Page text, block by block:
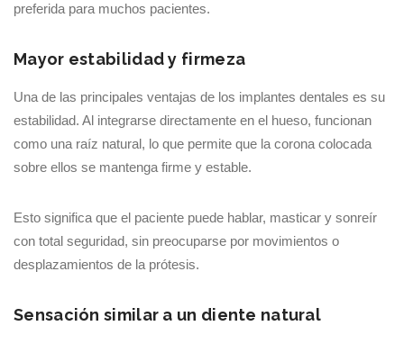
preferida para muchos pacientes.
Mayor estabilidad y firmeza
Una de las principales ventajas de los implantes dentales es su
estabilidad. Al integrarse directamente en el hueso, funcionan
como una raíz natural, lo que permite que la corona colocada
sobre ellos se mantenga firme y estable.
Esto significa que el paciente puede hablar, masticar y sonreír
con total seguridad, sin preocuparse por movimientos o
desplazamientos de la prótesis.
Sensación similar a un diente natural